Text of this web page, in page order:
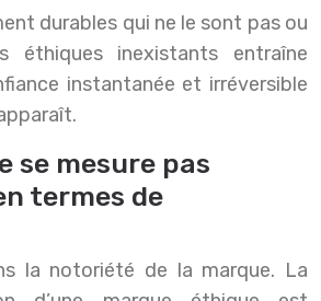
durables qui ne le sont pas ou
éthiques inexistants entraîne
instantanée et irréversible
se mesure pas
termes de
la notoriété de la marque. La